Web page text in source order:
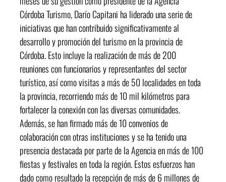
Córdoba Turismo, Darío Capitani ha liderado una serie de
iniciativas que han contribuido significativamente al
desarrollo y promoción del turismo en la provincia de
Córdoba. Esto incluye la realización de más de 200
reuniones con funcionarios y representantes del sector
turístico, así como visitas a más de 50 localidades en toda
la provincia, recorriendo más de 10 mil kilómetros para
fortalecer la conexión con las diversas comunidades.
Además, se han firmado más de 10 convenios de
colaboración con otras instituciones y se ha tenido una
presencia destacada por parte de la Agencia en más de 100
fiestas y festivales en toda la región. Estos esfuerzos han
dado como resultado la recepción de más de 6 millones de